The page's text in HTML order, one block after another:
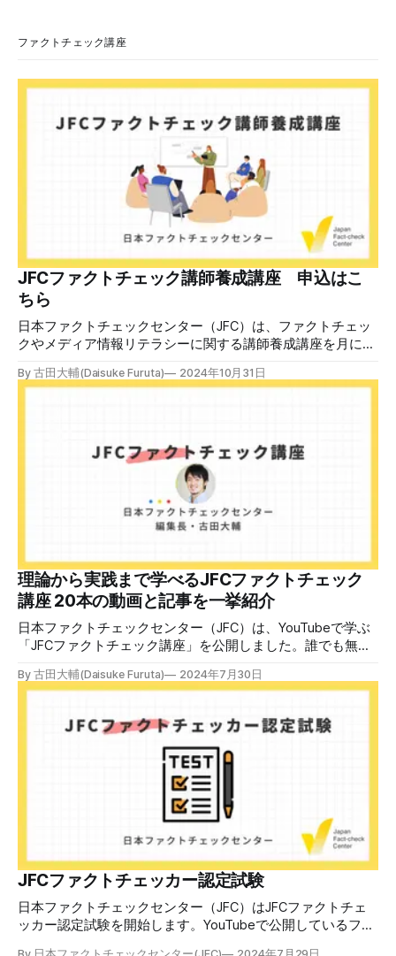
講座 申込はこちら 日本ファクトチェックセンター（JFC）
90分間。修了者には認定バッジと教室や職場などで利用可能
~5時30分で、お申し込みはこちら。 日本ファクトチェック
センター（JFC） ファクトチェック講師養成講座 8月23
日（日）開催分日本フ
ファクトチェック講座
JFCファクトチェック講師養成講座 申込はこ
ちら
日本ファクトチェックセンター（JFC）は、ファクトチェッ
クやメディア情報リテラシーに関する講師養成講座を月に1
認定バッジと教室や職場などで利用可能な教材を提供しま
ファクトチェックセンター（JFC）による講師養成講座で
す。 講師養成講座（オンラインで90分）を受講いただいた
後、修了課題を提出された方には、教室や職場などで利用可
能な教材の提... powered by Peatix : More than a
す。 受講生には教材を提供 デマや不確かな情報が蔓延する
中で、自衛策が求められています。「気をつけて」というだ
けでは、対策になりません。最初から騙されたい人はいませ
ん。誰だって気をつけているのに、誤った情
By 古田大輔(Daisuke Furuta) 2024年10月31日
理論から実践まで学べるJFCファクトチェック
講座 20本の動画と記事を一挙紹介
日本ファクトチェックセンター（JFC）は、YouTubeで学ぶ
「JFCファクトチェック講座」を公開しました。誰でも無料
ファクトチェックやメディアリテラシーの知識を学ぶことが
の日本での影響を調べた2万人調査の紹介や、間違った情報
を信じてしまう背景にある人間のバイアス、大規模に拡散す
るSNSアルゴリズムなどを解説しています。 実践編では、画
像や動画や生成AIなど、偽・誤情報をどのように検証したら
良いかをJFCが検証してきた事例から具体的に学びます。
JFCファクトチェッカー認定試験を開始 2024年7月29日か
ら、これらの内容について習熟度を確認するJFCファクトチ
ェッカー認定試験を開始します。誰でもいつでも受験可能で
す（2024年度中は受験料1000円、2025年度から2000円）。
合格者には様々な技能をデジタル証明するオープンバッジ・
ネットワークを活用して、JFCファクトチェッカーの認定証
を発行します。 JFCファクトチェッカー認定試験
By 古田大輔(Daisuke Furuta) 2024年7月30日
JFCファクトチェッカー認定試験
日本ファクトチェックセンター（JFC）はJFCファクトチェ
ッカー認定試験を開始します。YouTubeで公開しているファ